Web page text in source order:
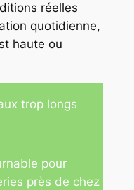
réelles
quotidienne,
haute ou
trop longs
pour
près de chez